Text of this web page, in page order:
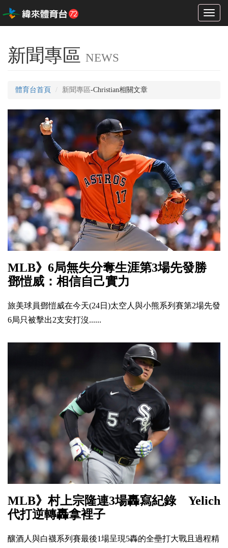
Toggle
新聞專區 NEWS
體育台首頁 新聞專區-Christian相關文章
MLB》6局無失分奪生涯第3場先發勝
鄧愷威：相信自己實力
旅美球員鄧愷威在今天(24日)太空人與小熊系列賽第2場先發
6局只被擊出2支安打沒......
MLB》村上宗隆連3場轟寫紀錄 Yelich
代打逆轉轟拿裡子
釀酒人與白襪系列賽最後1場呈現5轟的全壘打大戰且過程精